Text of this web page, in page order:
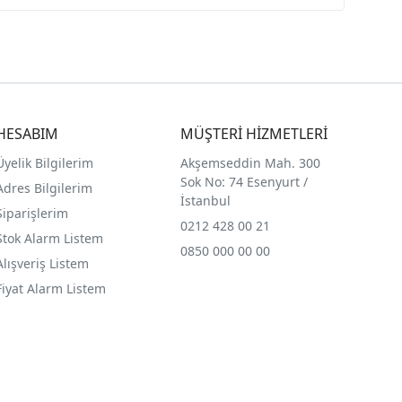
Bilgilerim
Bilgilerim
Alarm Listem
Listem
Alarm Listem
MÜŞTERİ HİZMETLERİ
Akşemseddin Mah. 300
Sok No: 74 Esenyurt /
İstanbul
0212 428 00 21
0850 000 00 00